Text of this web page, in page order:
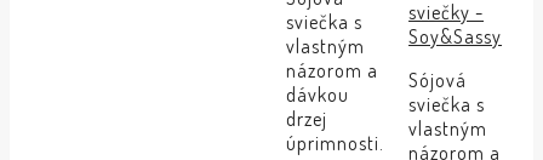
sviečka s
vlastným
názorom a
dávkou
drzej
úprimnosti.
sviečky -
Soy&Sassy
Sójová
sviečka s
vlastným
názorom a